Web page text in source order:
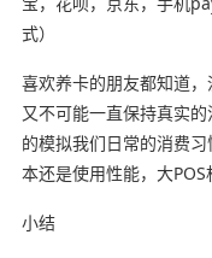
式）
喜欢养卡的朋友都知道
又不可能一直保持真实
的模拟我们日常的消费
本还是使用性能，大POS
小结